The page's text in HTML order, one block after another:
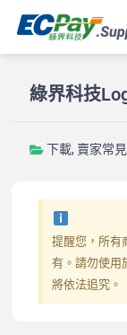
綠界科技
下載, 賣家常
提醒您，所有
有。請勿使用
將依法追究。